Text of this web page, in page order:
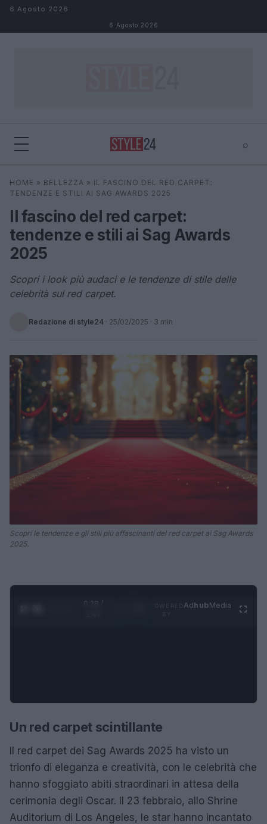
Salta al contenuto
6 Agosto 2026
6 Agosto 2026
⌕
Cerca
HOME » BELLEZZA » IL FASCINO DEL RED CARPET:
TENDENZE E STILI AI SAG AWARDS 2025
Il fascino del red carpet:
tendenze e stili ai Sag Awards
2025
Scopri i look più audaci e le tendenze di stile delle
celebrità sul red carpet.
Redazione di style24 · 25/02/2025 · 3 min
Scopri le tendenze e gli stili più affascinanti del red carpet ai Sag Awards
2025.
0:29 /
AdhubMedia
Un red carpet scintillante
Il red carpet dei Sag Awards 2025 ha visto un
trionfo di eleganza e creatività, con le celebrità che
hanno sfoggiato abiti straordinari in attesa della
cerimonia degli Oscar. Il 23 febbraio, allo Shrine
Auditorium di Los Angeles, le star hanno incantato